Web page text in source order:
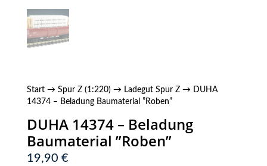
Start→ Spur Z (1:220)→ Ladegut Spur Z→ DUHA
14374 – Beladung Baumaterial ”Roben”
DUHA 14374 – Beladung
Baumaterial ”Roben”
19,90 €